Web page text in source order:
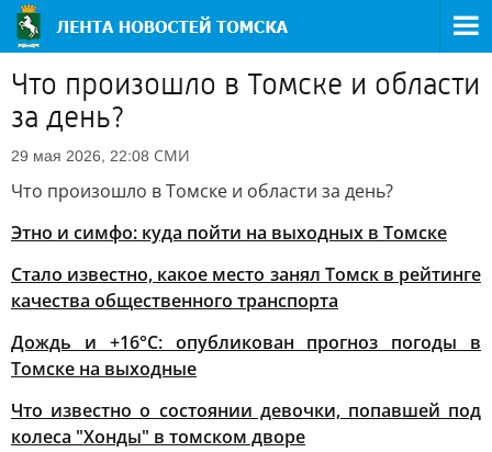
Что произошло в Томске и области
за день?
29 мая 2026, 22:08 СМИ
Что произошло в Томске и области за день?
Этно и симфо: куда пойти на выходных в Томске
Стало известно, какое место занял Томск в рейтинге
качества общественного транспорта
Дождь и +16°С: опубликован прогноз погоды в
Томске на выходные
Что известно о состоянии девочки, попавшей под
колеса "Хонды" в томском дворе